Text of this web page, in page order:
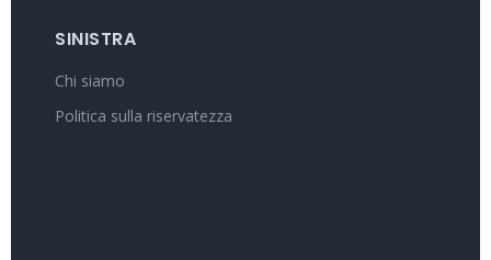
SINISTRA
Chi siamo
Politica sulla riservatezza